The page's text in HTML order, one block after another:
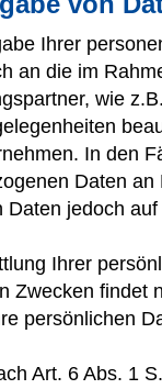
Ihrer
an die im
wie
In den
Daten
Daten jedoch
Ihrer
Zwecken findet
persönlichen
Art. 6 Abs. 1